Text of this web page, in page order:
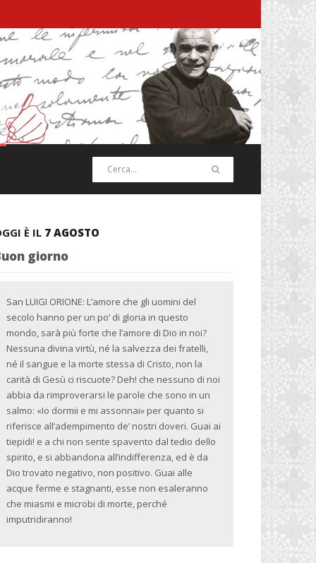
È IL 7 AGOSTO
giorno
San LUIGI ORIONE: L’amore che gli uomini del
secolo hanno per un po’ di gloria in questo
mondo, sarà più forte che l’amore di Dio in noi?
Nessuna divina virtù, né la salvezza dei fratelli,
né il sangue e la morte stessa di Cristo, non la
carità di Gesù ci riscuote? Deh! che nessuno di noi
abbia da rimproverarsi le parole che sono in un
salmo: «Io dormii e mi assonnai» per quanto si
riferisce all’adempimento de’ nostri doveri. Guai ai
tiepidi! e a chi non sente spavento dal tedio dello
spirito, e si abbandona all’indifferenza, ed è da
Dio trovato negativo, non positivo. Guai alle
acque ferme e stagnanti, esse non esaleranno
che miasmi e microbi di morte, perché
imputridiranno!